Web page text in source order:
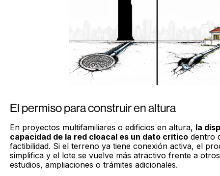
El permiso para construir en altura
En proyectos multifamiliares o edificios en altura, la
capacidad de la red cloacal es un dato crítico dentro
factibilidad. Si el terreno ya tiene conexión activa, el
simplifica y el lote se vuelve más atractivo frente a
estudios, ampliaciones o trámites adicionales.